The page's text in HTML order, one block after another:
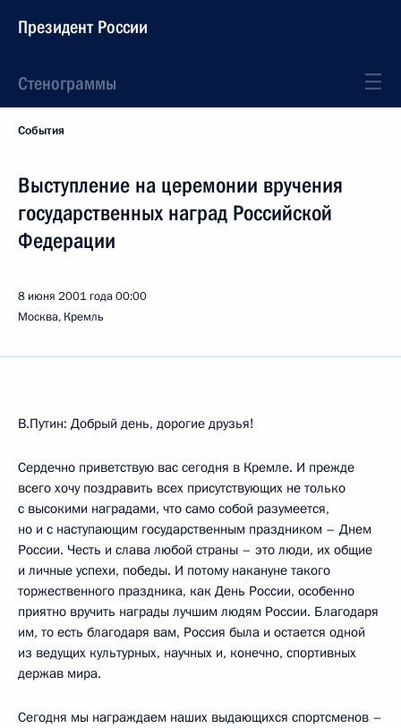
Президент России
Стенограммы
События
Выступление на церемонии вручения
государственных наград Российской
Федерации
8 июня 2001 года00:00
Москва, Кремль
В.Путин: Добрый день, дорогие друзья!
Сердечно приветствую вас сегодня в Кремле. И прежде
всего хочу поздравить всех присутствующих не только
с высокими наградами, что само собой разумеется,
но и с наступающим государственным праздником – Днем
России. Честь и слава любой страны – это люди, их общие
и личные успехи, победы. И потому накануне такого
торжественного праздника, как День России, особенно
приятно вручить награды лучшим людям России. Благодаря
им, то есть благодаря вам, Россия была и остается одной
из ведущих культурных, научных и, конечно, спортивных
держав мира.
Сегодня мы награждаем наших выдающихся спортсменов –